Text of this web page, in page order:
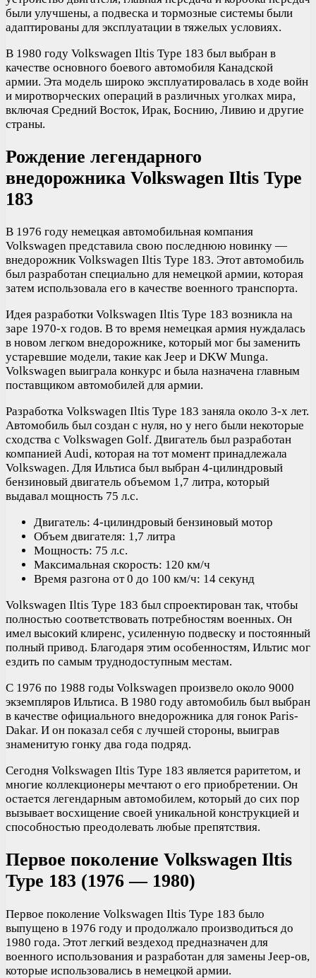
были улучшены, а подвеска и тормозные системы были
адаптированы для эксплуатации в тяжелых условиях.
В 1980 году Volkswagen Iltis Type 183 был выбран в
качестве основного боевого автомобиля Канадской
армии. Эта модель широко эксплуатировалась в ходе войн
и миротворческих операций в различных уголках мира,
включая Средний Восток, Ирак, Боснию, Ливию и другие
страны.
Рождение легендарного
внедорожника Volkswagen Iltis Type
183
В 1976 году немецкая автомобильная компания
Volkswagen представила свою последнюю новинку —
внедорожник Volkswagen Iltis Type 183. Этот автомобиль
был разработан специально для немецкой армии, которая
затем использовала его в качестве военного транспорта.
Идея разработки Volkswagen Iltis Type 183 возникла на
заре 1970-х годов. В то время немецкая армия нуждалась
в новом легком внедорожнике, который мог бы заменить
устаревшие модели, такие как Jeep и DKW Munga.
Volkswagen выиграла конкурс и была назначена главным
поставщиком автомобилей для армии.
Разработка Volkswagen Iltis Type 183 заняла около 3-х лет.
Автомобиль был создан с нуля, но у него были некоторые
сходства с Volkswagen Golf. Двигатель был разработан
компанией Audi, которая на тот момент принадлежала
Volkswagen. Для Ильтиса был выбран 4-цилиндровый
бензиновый двигатель объемом 1,7 литра, который
выдавал мощность 75 л.с.
Двигатель: 4-цилиндровый бензиновый мотор
Объем двигателя: 1,7 литра
Мощность: 75 л.с.
Максимальная скорость: 120 км/ч
Время разгона от 0 до 100 км/ч: 14 секунд
Volkswagen Iltis Type 183 был спроектирован так, чтобы
полностью соответствовать потребностям военных. Он
имел высокий клиренс, усиленную подвеску и постоянный
полный привод. Благодаря этим особенностям, Ильтис мог
ездить по самым труднодоступным местам.
С 1976 по 1988 годы Volkswagen произвело около 9000
экземпляров Ильтиса. В 1980 году автомобиль был выбран
в качестве официального внедорожника для гонок Paris-
Dakar. И он показал себя с лучшей стороны, выиграв
знаменитую гонку два года подряд.
Сегодня Volkswagen Iltis Type 183 является раритетом, и
многие коллекционеры мечтают о его приобретении. Он
остается легендарным автомобилем, который до сих пор
вызывает восхищение своей уникальной конструкцией и
способностью преодолевать любые препятствия.
Первое поколение Volkswagen Iltis
Type 183 (1976 — 1980)
Первое поколение Volkswagen Iltis Type 183 было
выпущено в 1976 году и продолжало производиться до
1980 года. Этот легкий вездеход предназначен для
военного использования и разработан для замены Jeep-ов,
которые использовались в немецкой армии.